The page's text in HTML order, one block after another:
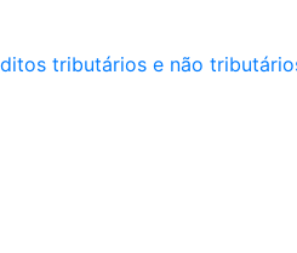
tributários e não